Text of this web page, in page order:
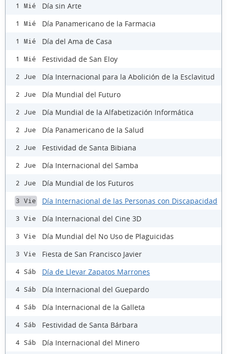
1 Mié Día sin Arte
1 Mié Día Panamericano de la Farmacia
1 Mié Día del Ama de Casa
1 Mié Festividad de San Eloy
2 Jue Día Internacional para la Abolición de la Esclavitud
2 Jue Día Mundial del Futuro
2 Jue Día Mundial de la Alfabetización Informática
2 Jue Día Panamericano de la Salud
2 Jue Festividad de Santa Bibiana
2 Jue Día Internacional del Samba
2 Jue Día Mundial de los Futuros
3 Vie Día Internacional de las Personas con Discapacidad
3 Vie Día Internacional del Cine 3D
3 Vie Día Mundial del No Uso de Plaguicidas
3 Vie Fiesta de San Francisco Javier
4 Sáb Día de Llevar Zapatos Marrones
4 Sáb Día Internacional del Guepardo
4 Sáb Día Internacional de la Galleta
4 Sáb Festividad de Santa Bárbara
4 Sáb Día Internacional del Minero